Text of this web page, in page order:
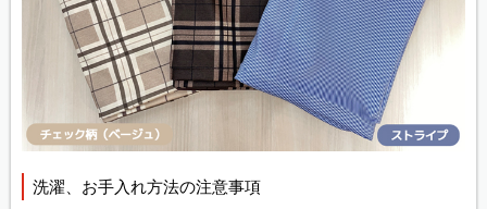
洗濯、お手入れ方法の注意事項